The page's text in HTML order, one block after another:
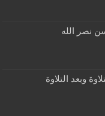
نصر الله
وبعد التلاوة